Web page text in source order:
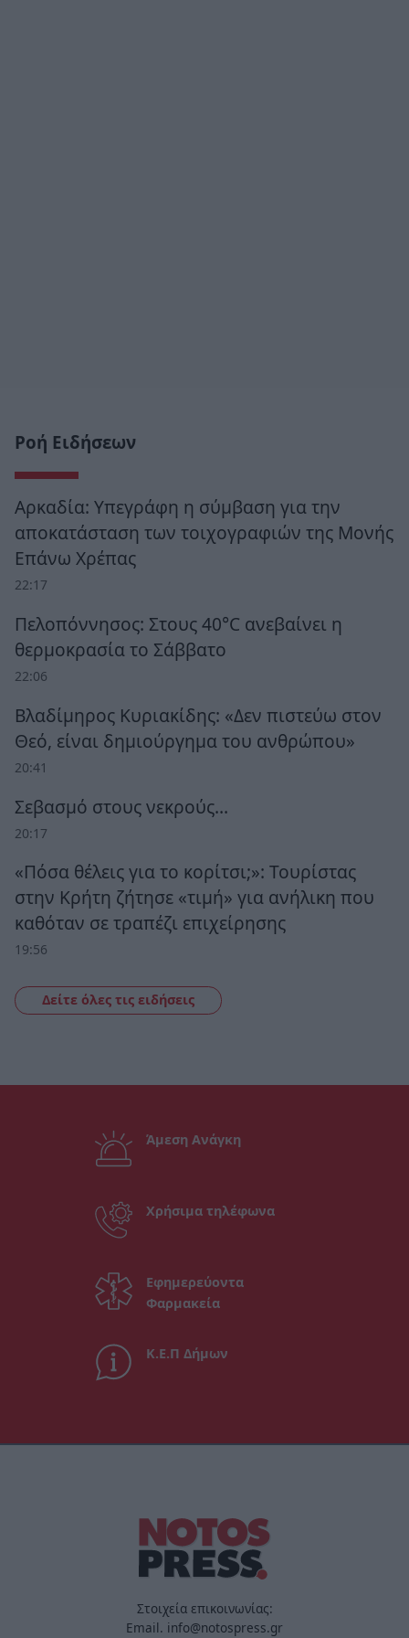
Ροή Ειδήσεων
Αρκαδία: Υπεγράφη η σύμβαση για την
αποκατάσταση των τοιχογραφιών της Μονής
Επάνω Χρέπας
22:17
Πελοπόννησος: Στους 40°C ανεβαίνει η
θερμοκρασία το Σάββατο
22:06
Βλαδίμηρος Κυριακίδης: «Δεν πιστεύω στον
Θεό, είναι δημιούργημα του ανθρώπου»
20:41
Σεβασμό στους νεκρούς…
20:17
«Πόσα θέλεις για το κορίτσι;»: Τουρίστας
στην Κρήτη ζήτησε «τιμή» για ανήλικη που
καθόταν σε τραπέζι επιχείρησης
19:56
Δείτε όλες τις ειδήσεις
Άμεση Ανάγκη
Χρήσιμα τηλέφωνα
Εφημερεύοντα
Φαρμακεία
Κ.Ε.Π Δήμων
Στοιχεία επικοινωνίας:
Email. info@notospress.gr